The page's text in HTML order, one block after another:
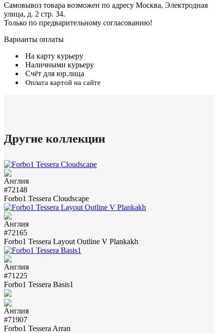
Самовывоз товара возможен по адресу Москва, Электродная
улица, д. 2 стр. 34.
Только по предварительному согласованию!
Варианты оплаты
На карту курьеру
Наличными курьеру
Счёт для юр.лица
Оплата картой на сайте
Другие коллекции
#72148
Forbo1 Tessera Cloudscape
#72165
Forbo1 Tessera Layout Outline V Plankakh
#71225
Forbo1 Tessera Basis1
#71907
Forbo1 Tessera Arran